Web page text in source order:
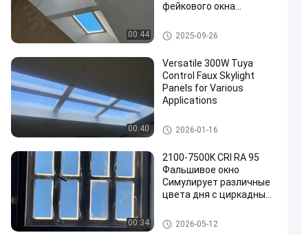
00:44
фейкового окна
симулирует различные
цвета дня
Поддельный свет окна
2025-09-26
00:40
Versatile 300W Tuya
Control Faux Skylight
Panels for Various
Applications
Панели окна в крыше Faux
2026-01-16
00:34
2100-7500K CRI RA 95
Фальшивое окно
Симулирует различные
цвета дня с циркадным
Поддельный свет окна
2026-05-12